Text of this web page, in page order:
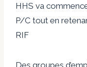
HHS va
P/C tout en
RIF
Des groupes